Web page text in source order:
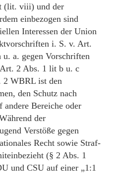
(lit. viii) und der
einbezogen sind
Interessen der Union
i. S. v. Art.
a. gegen Vorschriften
2 Abs. 1 lit b u. c
WBRL ist den
den Schutz nach
andere Bereiche oder
der
Verstöße gegen
Recht sowie Straf-
(§ 2 Abs. 1
und CSU auf einer „1:1